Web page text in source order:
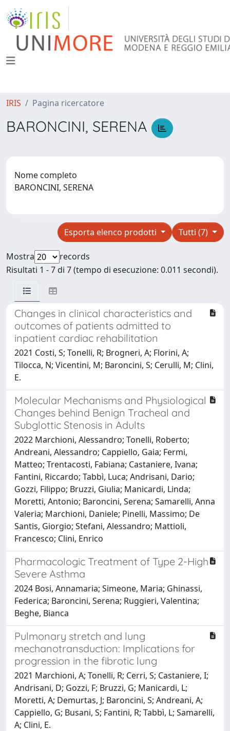
IRIS Pagina ricercatore
BARONCINI, SERENA
Nome completo
BARONCINI, SERENA
Tutti (7)
Esporta elenco prodotti
Mostra
records
Risultati 1 - 7 di 7 (tempo di esecuzione: 0.011 secondi).
Changes in clinical characteristics and
outcomes of patients admitted to
inpatient cardiac rehabilitation
2021 Costi, S; Tonelli, R; Brogneri, A; Florini, A;
Tilocca, N; Vicentini, M; Baroncini, S; Cerulli, M; Clini,
E.
Molecular Mechanisms and Physiological
Changes behind Benign Tracheal and
Subglottic Stenosis in Adults
2022 Marchioni, Alessandro; Tonelli, Roberto;
Andreani, Alessandro; Cappiello, Gaia; Fermi,
Matteo; Trentacosti, Fabiana; Castaniere, Ivana;
Fantini, Riccardo; Tabbì, Luca; Andrisani, Dario;
Gozzi, Filippo; Bruzzi, Giulia; Manicardi, Linda;
Moretti, Antonio; Baroncini, Serena; Samarelli, Anna
Valeria; Marchioni, Daniele; Pinelli, Massimo; De
Santis, Giorgio; Stefani, Alessandro; Mattioli,
Francesco; Clini, Enrico
Pharmacologic Treatment of Type 2-High
Severe Asthma
2024 Bosi, Annamaria; Simeone, Maria; Ghinassi,
Federica; Baroncini, Serena; Ruggieri, Valentina;
Beghe, Bianca
Pulmonary stretch and lung
mechanotransduction: Implications for
progression in the fibrotic lung
2021 Marchioni, A; Tonelli, R; Cerri, S; Castaniere, I;
Andrisani, D; Gozzi, F; Bruzzi, G; Manicardi, L;
Moretti, A; Demurtas, J; Baroncini, S; Andreani, A;
Cappiello, G; Busani, S; Fantini, R; Tabbì, L; Samarelli,
A; Clini, E.